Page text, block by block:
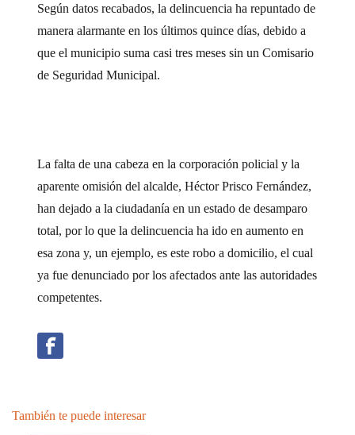
Según datos recabados, la delincuencia ha repuntado de
manera alarmante en los últimos quince días, debido a
que el municipio suma casi tres meses sin un Comisario
de Seguridad Municipal.
La falta de una cabeza en la corporación policial y la
aparente omisión del alcalde, Héctor Prisco Fernández,
han dejado a la ciudadanía en un estado de desamparo
total, por lo que la delincuencia ha ido en aumento en
esa zona y, un ejemplo, es este robo a domicilio, el cual
ya fue denunciado por los afectados ante las autoridades
competentes.
También te puede interesar